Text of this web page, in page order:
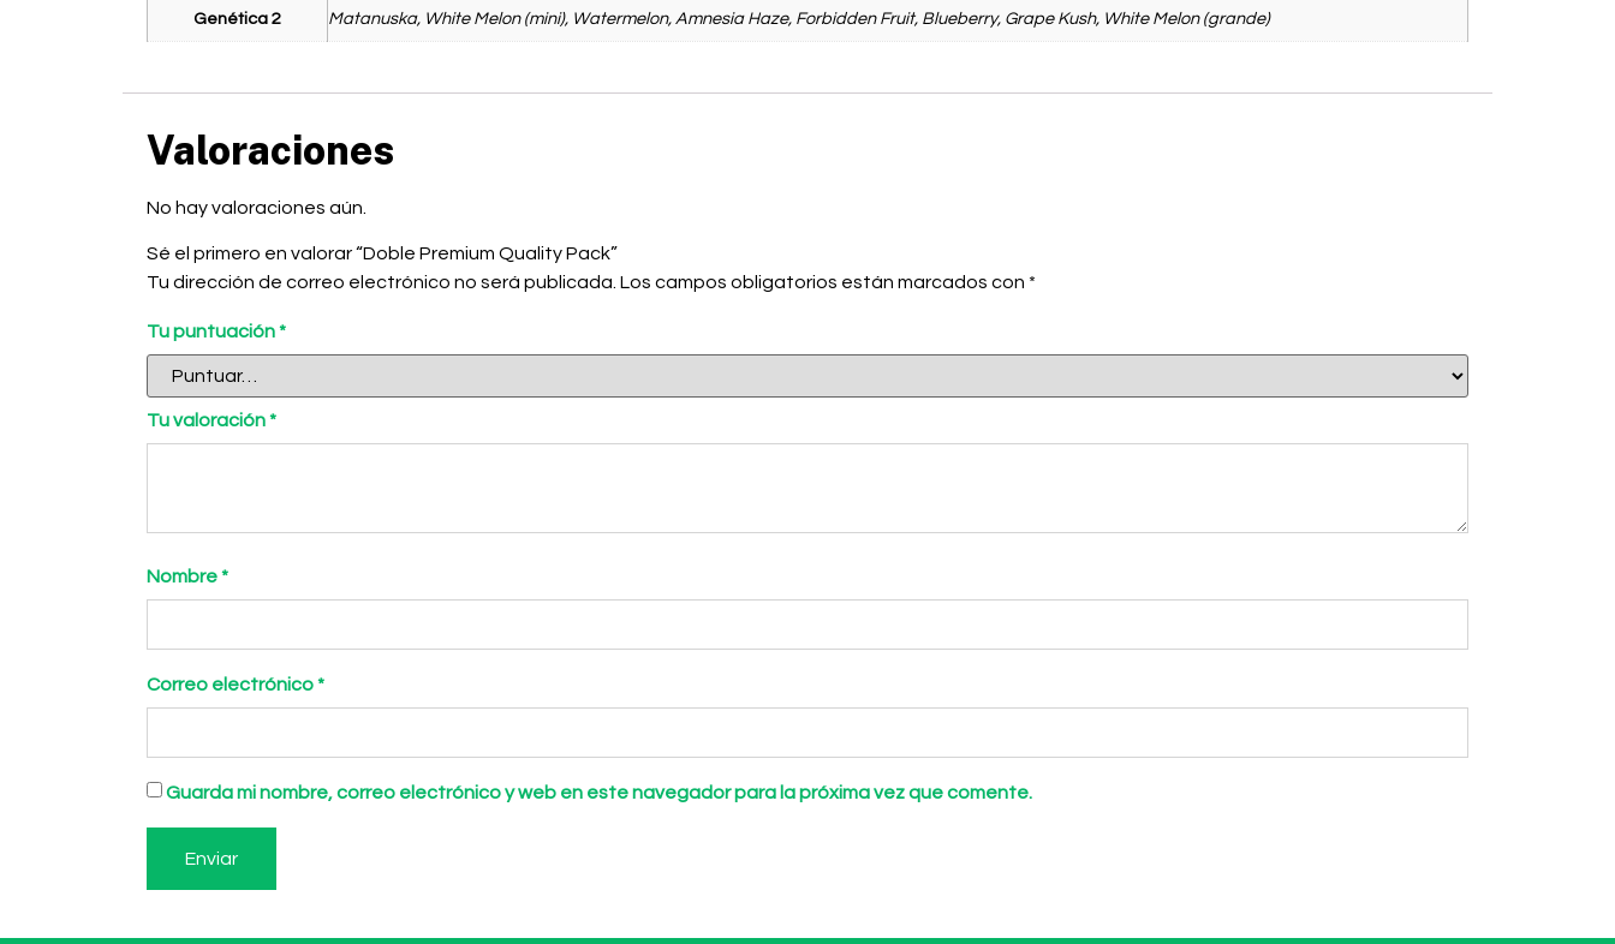
Genética 2 Matanuska, White Melon (mini), Watermelon, Amnesia Haze, Forbidden Fruit, Blueberry, Grape Kush, White Melon (grande)
Valoraciones
No hay valoraciones aún.
Sé el primero en valorar “Doble Premium Quality Pack”
Tu dirección de correo electrónico no será publicada. Los campos obligatorios están marcados con *
Tu puntuación*
Tu valoración*
Nombre*
Correo electrónico*
Guarda mi nombre, correo electrónico y web en este navegador para la próxima vez que comente.